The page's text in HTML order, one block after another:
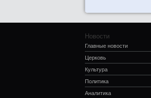
Новости
Главные новости
Церковь
Культура
Политика
Аналитика